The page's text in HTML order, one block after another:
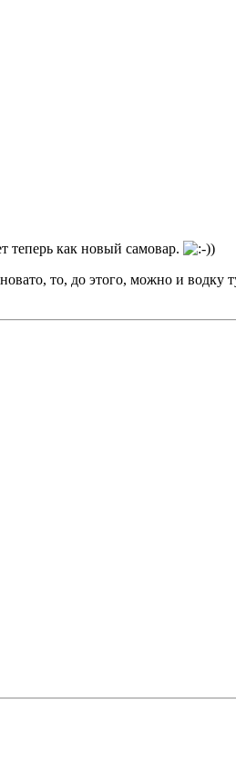
как новый самовар.
то, до этого, можно и водку